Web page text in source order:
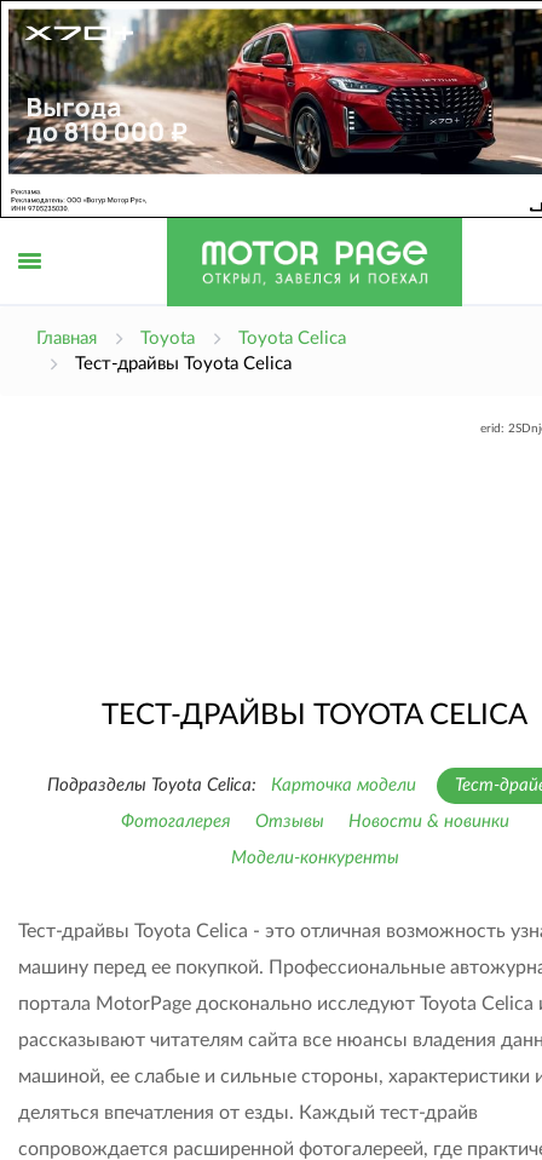
Главная Toyota
Toyota Celica
Тест-драйвы Toyota Celica
erid:
ТЕСТ-ДРАЙВЫ TOYOTA CELICA
Подразделы Toyota Celica: Карточка модели
Тест-
Фотогалерея
Отзывы
Новости & новинки
Модели-конкуренты
Тест-драйвы Toyota Celica - это отличная возможность
машину перед ее покупкой. Профессиональные
портала MotorPage досконально исследуют Toyota Celica
рассказывают читателям сайта все нюансы владения
машиной, ее слабые и сильные стороны, характеристики
деляться впечатления от езды. Каждый тест-драйв
сопровождается расширенной фотогалереей, где